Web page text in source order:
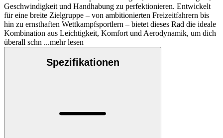
Geschwindigkeit und Handhabung zu perfektionieren. Entwickelt
für eine breite Zielgruppe – von ambitionierten Freizeitfahrern bis
hin zu ernsthaften Wettkampfsportlern – bietet dieses Rad die ideale
Kombination aus Leichtigkeit, Komfort und Aerodynamik, um dich
überall schn ...mehr lesen
Spezifikationen